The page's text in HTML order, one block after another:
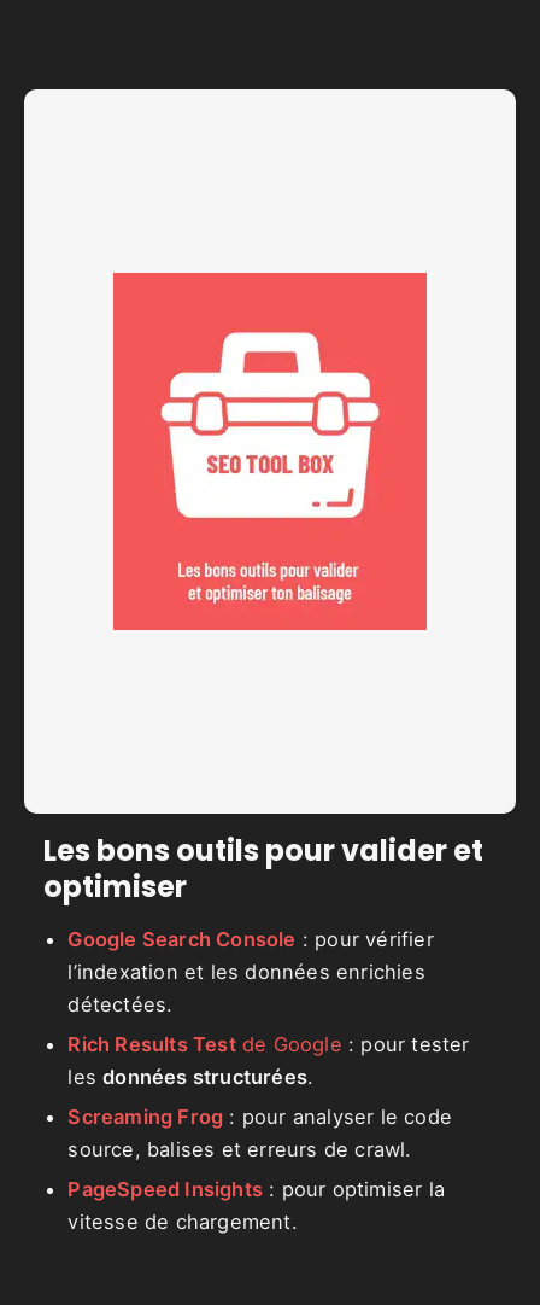
Les bons outils pour valider et
optimiser
Google Search Console : pour vérifier
l’indexation et les données enrichies
détectées.
Rich Results Testde Google : pour tester
lesdonnées structurées.
Screaming Frog : pour analyser le code
source, balises et erreurs de crawl.
PageSpeed Insights : pour optimiser la
vitesse de chargement.